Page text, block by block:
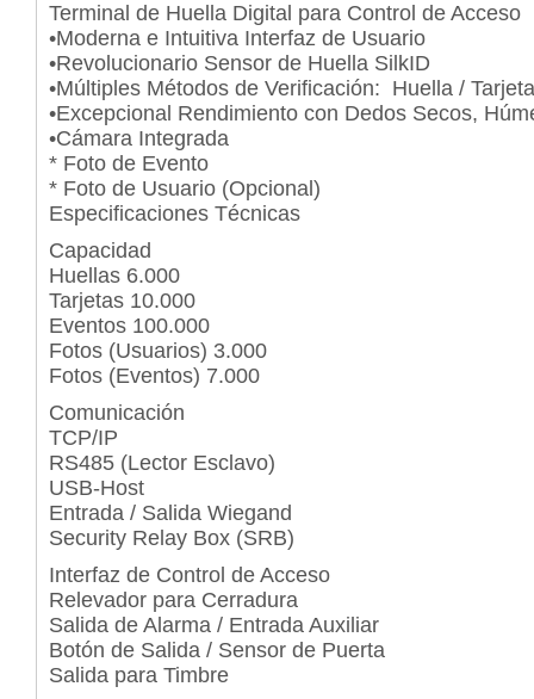
Terminal de Huella Digital para Control de Acceso
•Moderna e Intuitiva Interfaz de Usuario
•Revolucionario Sensor de Huella SilkID
•Múltiples Métodos de Veriﬁcación: Huella /
•Excepcional Rendimiento con Dedos Secos,
•Cámara Integrada
* Foto de Evento
* Foto de Usuario (Opcional)
Especificaciones Técnicas
Capacidad
Huellas 6.000
Tarjetas 10.000
Eventos 100.000
Fotos (Usuarios) 3.000
Fotos (Eventos) 7.000
Comunicación
TCP/IP
RS485 (Lector Esclavo)
USB-Host
Entrada / Salida Wiegand
Security Relay Box (SRB)
Interfaz de Control de Acceso
Relevador para Cerradura
Salida de Alarma / Entrada Auxiliar
Botón de Salida / Sensor de Puerta
Salida para Timbre